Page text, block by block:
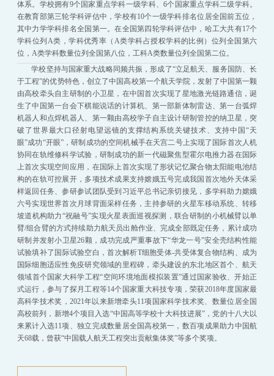
体系。学校拥有9个国家重点学科一级学科、6个国家重点学科二级学科。
在教育部第三轮学科评估中，学校有10个一级学科排名位居全国前五位，
其中力学学科排名全国第一。在全国第四轮学科评估中，哈工大共有17个
学科位列A类，学科优秀率（A类学科占授权学科的比例）位列全国第六
位，A类学科数量位列全国第八位，工科A类数量位列全国第二位。
学校坚持与国家重大战略同频共振，形成了“立足航天、服务国防、长
于工程”的优势特色，创立了中国高校第一个航天学院，发射了中国第一颗
由高校牵头自主研制的小卫星，在中国首次实现了星地激光链路通信，诞
生了中国第一台会下棋能说话的计算机、第一部新体制雷达、第一台弧焊
机器人和点焊机器人、第一颗由高校学子自主设计研制管控的纳卫星，突
破了世界最大口径射电望远镜的支撑结构系统关键技术、支持中国“天
眼”成功“开眼”，研制成功的空间机械手在天宫二号上实现了国际首次人机
协同在轨维修科学试验，研制成功的新一代磁聚焦型霍尔电推力器在国际
上首次实现空间应用，在国际上首次实现了形状记忆聚合物太阳能电池结
构的在轨可控展开，多项技术成果支持嫦娥五号完成我国首次地外天体采
样返回任务、参研参试团队受到习近平总书记亲切接见，多学科助力嫦娥
六号实现世界首次月球背面采样任务，主持参研的火星车移动系统、转移
坡道机构助力“祝融号”实现火星表面巡视探测，联合研制的小机械臂以单
臂/组合臂的方式持续助力航天员出舱作业、完成全部既定任务，累计成功
研制并发射小卫星26颗，成功完成严重事故下“华龙一号”安全壳结构性能
试验填补了国际试验空白，首次解析T细胞受体-共受体复合物结构、成为
国际细胞适应性免疫研究领域的里程碑，牵头建设的东北地区首个、航天
领域首个国家大科学工程“空间环境地面模拟装置”通过国家验收、开始正
式运行，参与了探月工程等14个国家重大科技专项，荣获2018年度国家最
高科学技术奖，2021年以来新增牵头11项国家科学技术奖、数量位居全国
高校前列，新增4个项目入选“中国高等学校十大科技进展”，党的十八大以
来累计入选11项、独立完成数量居全国高校第一，数百项成果助力中国航
天68载，曾获“中国载人航天工程突出贡献集体奖”等多个奖项。